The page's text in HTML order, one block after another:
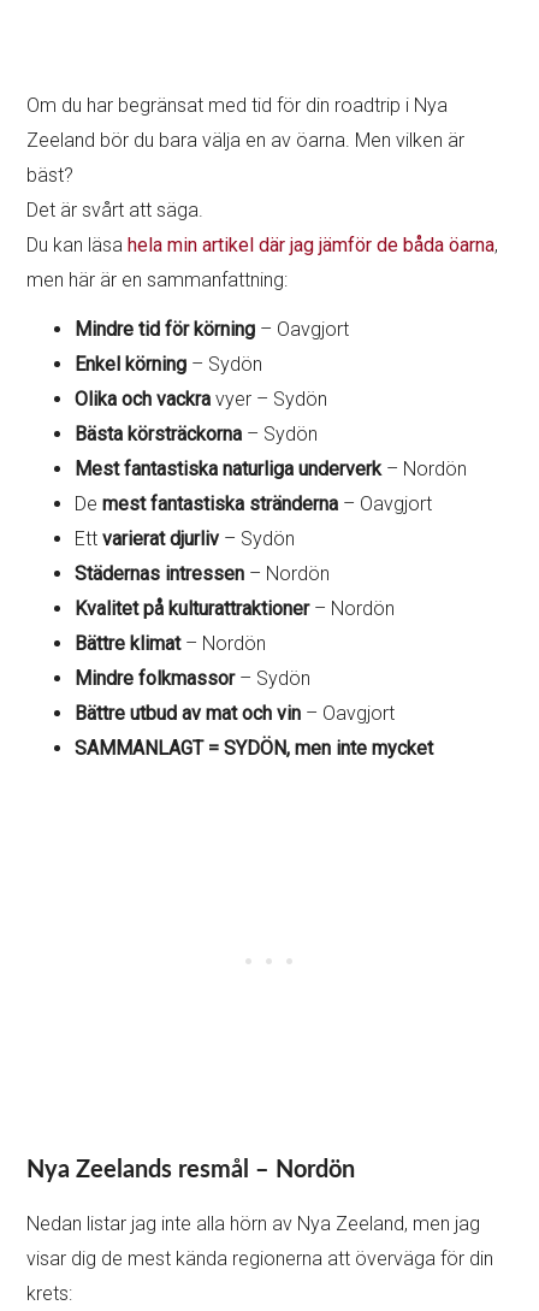
Om du har begränsat med tid för din roadtrip i Nya
Zeeland bör du bara välja en av öarna. Men vilken är
bäst?
Det är svårt att säga.
Du kan läsahela min artikel där jag jämför de båda öarna,
men här är en sammanfattning:
Mindre tid för körning – Oavgjort
Enkel körning – Sydön
Olika och vackra vyer – Sydön
Bästa körsträckorna – Sydön
Mest fantastiska naturliga underverk– Nordön
Demest fantastiska stränderna – Oavgjort
Ettvarierat djurliv – Sydön
Städernas intressen – Nordön
Kvalitet på kulturattraktioner– Nordön
Bättre klimat– Nordön
Mindre folkmassor– Sydön
Bättre utbud av mat och vin – Oavgjort
SAMMANLAGT = SYDÖN, men inte mycket
Nya Zeelands resmål – Nordön
Nedan listar jag inte alla hörn av Nya Zeeland, men jag
visar dig de mest kända regionerna att överväga för din
krets: